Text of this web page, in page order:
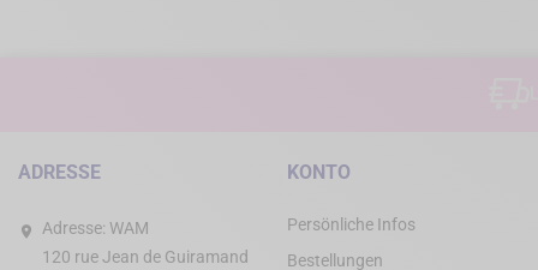
ADRESSE
Adresse: WAM
120 rue Jean de Guiramand
KONTO
Persönliche Infos
Bestellungen